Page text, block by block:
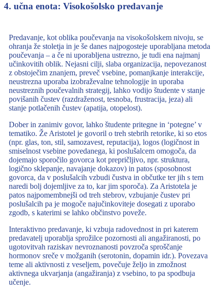
4. učna enota: Visokošolsko predavanje
Predavanje, kot oblika poučevanja na visokošolskem nivoju, se
ohranja že stoletja in je še danes najpogosteje uporabljana metoda
poučevanja – a če ni uporabljena ustrezno, je tudi ena najmanj
učinkovitih oblik. Nejasni cilji, slaba organizacija, nepovezanost
z obstoječim znanjem, preveč vsebine, pomanjkanje interakcije,
neustrezna uporaba izobraževalne tehnologije in uporaba
neustreznih poučevalnih strategij, lahko vodijo študente v stanje
povišanih čustev (razdraženost, tesnoba, frustracija, jeza) ali
stanje potlačenih čustev (apatija, otopelost).
Dober in zanimiv govor, lahko študente pritegne in ‘potegne’ v
tematiko. Že Aristotel je govoril o treh stebrih retorike, ki so etos
(npr. glas, ton, stil, samozavest, reputacija), logos (logičnost in
smiselnost vsebine povedanega, ki poslušalcem omogoča, da
dojemajo sporočilo govorca kot prepričljivo, npr. struktura,
logično sklepanje, navajanje dokazov) in patos (sposobnost
govorca, da v poslušalcih vzbudi čustva in občutke ter jih s tem
naredi bolj dojemljive za to, kar jim sporoča). Za Aristotela je
patos najpomembnejši od treh stebrov, vzbujanje čustev pri
poslušalcih pa je mogoče najučinkoviteje dosegati z uporabo
zgodb, s katerimi se lahko občinstvo poveže.
Interaktivno predavanje, ki vzbuja radovednost in pri katerem
predavatelj uporablja sprožilce pozornosti ali angažiranosti, po
ugotovitvah raziskav nevroznanosti povzroča sproščanje
hormonov sreče v možganih (serotonin, dopamin idr.). Povezava
teme ali aktivnosti z veseljem, povečuje željo in zmožnost
aktivnega ukvarjanja (angažiranja) z vsebino, to pa spodbuja
učenje.